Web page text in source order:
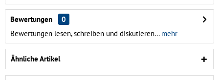
Bewertungen
0
Bewertungen lesen, schreiben und diskutieren...mehr
Ähnliche Artikel